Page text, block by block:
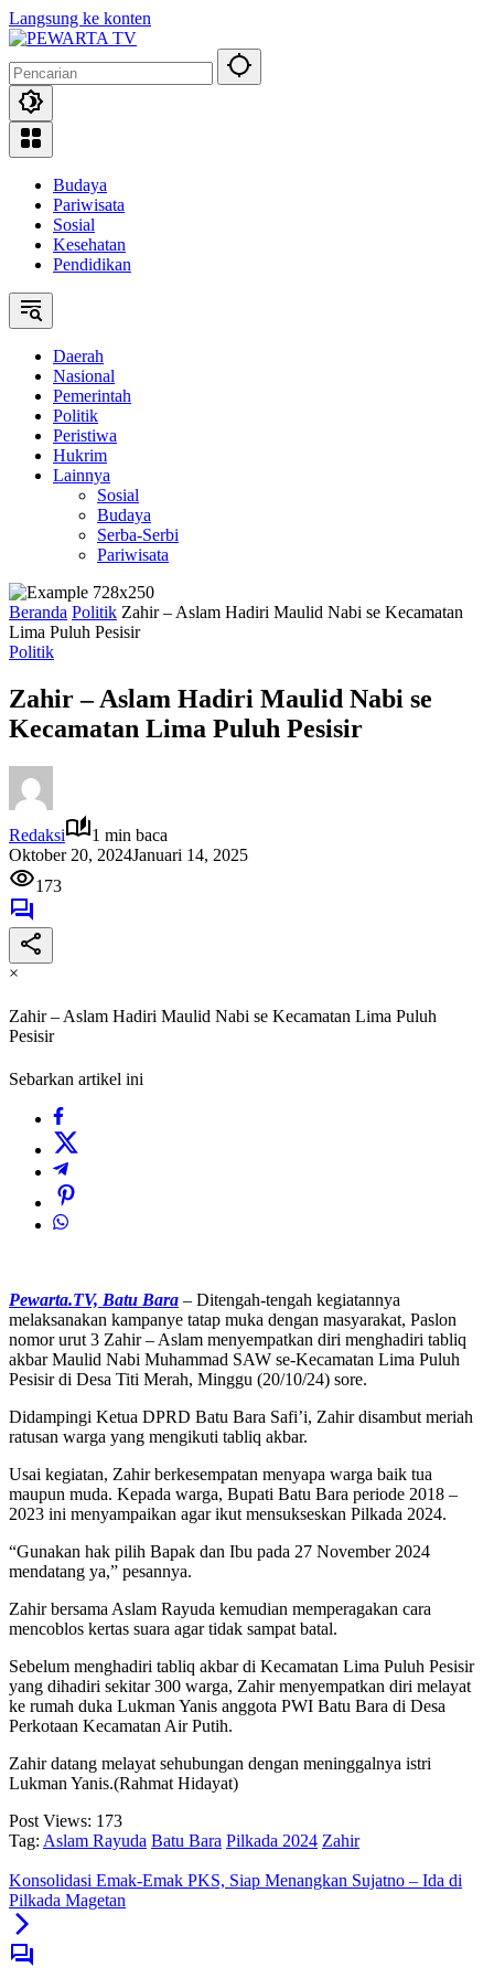
Langsung ke konten
Budaya
Pariwisata
Sosial
Kesehatan
Pendidikan
Daerah
Nasional
Pemerintah
Politik
Peristiwa
Hukrim
Lainnya
Sosial
Budaya
Serba-Serbi
Pariwisata
Beranda Politik Zahir – Aslam Hadiri Maulid Nabi se Kecamatan
Lima Puluh Pesisir
Politik
Zahir – Aslam Hadiri Maulid Nabi se
Kecamatan Lima Puluh Pesisir
Redaksi
1 min baca
Oktober 20, 2024Januari 14, 2025
173
×
Zahir – Aslam Hadiri Maulid Nabi se Kecamatan Lima Puluh
Pesisir
Sebarkan artikel ini
Pewarta.TV, Batu Bara – Ditengah-tengah kegiatannya
melaksanakan kampanye tatap muka dengan masyarakat, Paslon
nomor urut 3 Zahir – Aslam menyempatkan diri menghadiri tabliq
akbar Maulid Nabi Muhammad SAW se-Kecamatan Lima Puluh
Pesisir di Desa Titi Merah, Minggu (20/10/24) sore.
Didampingi Ketua DPRD Batu Bara Safi’i, Zahir disambut meriah
ratusan warga yang mengikuti tabliq akbar.
Usai kegiatan, Zahir berkesempatan menyapa warga baik tua
maupun muda. Kepada warga, Bupati Batu Bara periode 2018 –
2023 ini menyampaikan agar ikut mensukseskan Pilkada 2024.
“Gunakan hak pilih Bapak dan Ibu pada 27 November 2024
mendatang ya,” pesannya.
Zahir bersama Aslam Rayuda kemudian memperagakan cara
mencoblos kertas suara agar tidak sampat batal.
Sebelum menghadiri tabliq akbar di Kecamatan Lima Puluh Pesisir
yang dihadiri sekitar 300 warga, Zahir menyempatkan diri melayat
ke rumah duka Lukman Yanis anggota PWI Batu Bara di Desa
Perkotaan Kecamatan Air Putih.
Zahir datang melayat sehubungan dengan meninggalnya istri
Lukman Yanis.(Rahmat Hidayat)
Post Views: 173
Tag: Aslam Rayuda Batu Bara Pilkada 2024 Zahir
Konsolidasi Emak-Emak PKS, Siap Menangkan Sujatno – Ida di
Pilkada Magetan